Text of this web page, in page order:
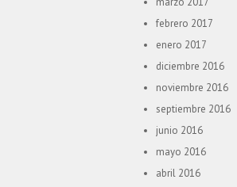
febrero 2017
enero 2017
diciembre 2016
noviembre 2016
septiembre 2016
junio 2016
mayo 2016
abril 2016